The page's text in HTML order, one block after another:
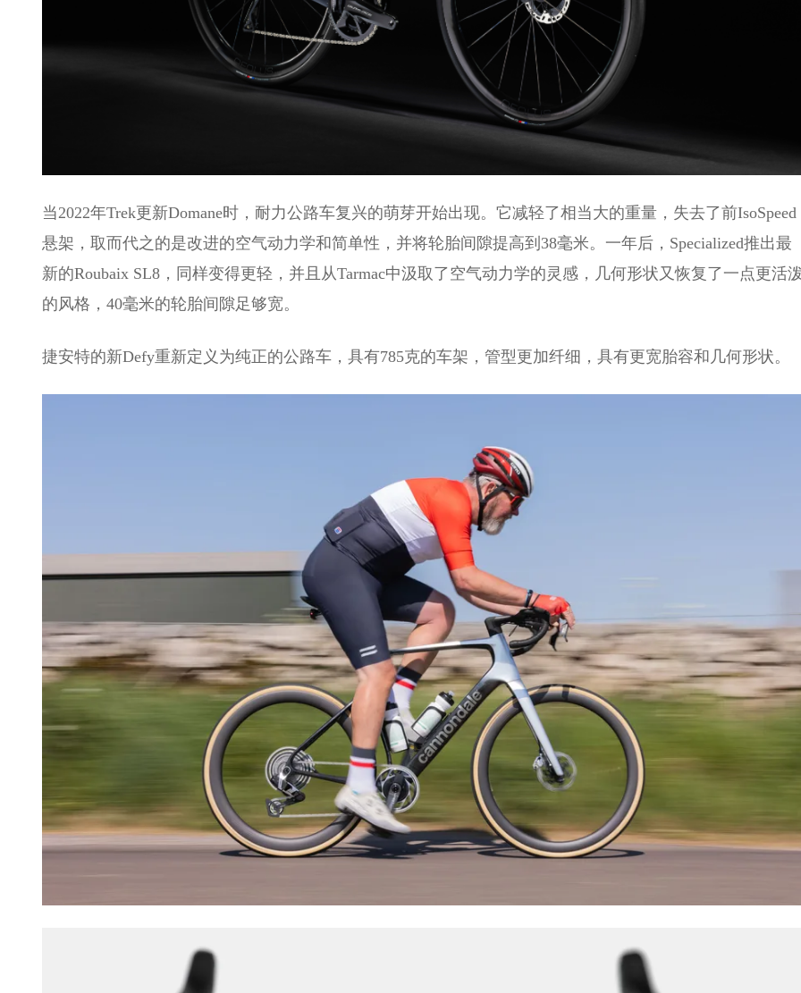
当2022年Trek更新Domane时，耐力公路车复兴的萌芽开始出现。它减轻了相当大的重量，失去了前IsoSpeed
悬架，取而代之的是改进的空气动力学和简单性，并将轮胎间隙提高到38毫米。一年后，Specialized推出最
新的Roubaix SL8，同样变得更轻，并且从Tarmac中汲取了空气动力学的灵感，几何形状又恢复了一点更活
的风格，40毫米的轮胎间隙足够宽。
捷安特的新Defy重新定义为纯正的公路车，具有785克的车架，管型更加纤细，具有更宽胎容和几何形状。